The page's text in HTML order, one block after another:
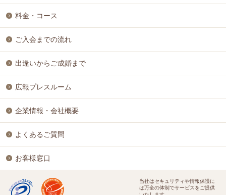
料金・コース
ご入会までの流れ
出逢いからご成婚まで
広報プレスルーム
企業情報・会社概要
よくあるご質問
お客様窓口
当社はセキュリティや情報保護に
は万全の体制でサービスをご提供